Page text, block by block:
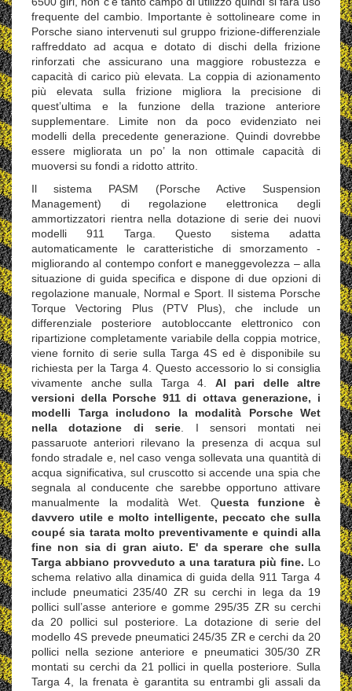
frequente del cambio. Importante è sottolineare come in
Porsche siano intervenuti sul gruppo frizione-differenziale
raffreddato ad acqua e dotato di dischi della frizione
rinforzati che assicurano una maggiore robustezza e
capacità di carico più elevata. La coppia di azionamento
più elevata sulla frizione migliora la precisione di
quest’ultima e la funzione della trazione anteriore
supplementare. Limite non da poco evidenziato nei
modelli della precedente generazione. Quindi dovrebbe
essere migliorata un po’ la non ottimale capacità di
muoversi su fondi a ridotto attrito.
Il sistema PASM (Porsche Active Suspension
Management) di regolazione elettronica degli
ammortizzatori rientra nella dotazione di serie dei nuovi
modelli 911 Targa. Questo sistema adatta
automaticamente le caratteristiche di smorzamento -
migliorando al contempo confort e maneggevolezza – alla
situazione di guida specifica e dispone di due opzioni di
regolazione manuale, Normal e Sport. Il sistema Porsche
Torque Vectoring Plus (PTV Plus), che include un
differenziale posteriore autobloccante elettronico con
ripartizione completamente variabile della coppia motrice,
viene fornito di serie sulla Targa 4S ed è disponibile su
richiesta per la Targa 4. Questo accessorio lo si consiglia
vivamente anche sulla Targa 4. Al pari delle altre
versioni della Porsche 911 di ottava generazione, i
modelli Targa includono la modalità Porsche Wet
nella dotazione di serie . I sensori montati nei
passaruote anteriori rilevano la presenza di acqua sul
fondo stradale e, nel caso venga sollevata una quantità di
acqua significativa, sul cruscotto si accende una spia che
segnala al conducente che sarebbe opportuno attivare
manualmente la modalità Wet. Questa funzione è
davvero utile e molto intelligente, peccato che sulla
coupé sia tarata molto preventivamente e quindi alla
fine non sia di gran aiuto. E' da sperare che sulla
Targa abbiano provveduto a una taratura più fine. Lo
schema relativo alla dinamica di guida della 911 Targa 4
include pneumatici 235/40 ZR su cerchi in lega da 19
pollici sull’asse anteriore e gomme 295/35 ZR su cerchi
da 20 pollici sul posteriore. La dotazione di serie del
modello 4S prevede pneumatici 245/35 ZR e cerchi da 20
pollici nella sezione anteriore e pneumatici 305/30 ZR
montati su cerchi da 21 pollici in quella posteriore. Sulla
Targa 4, la frenata è garantita su entrambi gli assali da